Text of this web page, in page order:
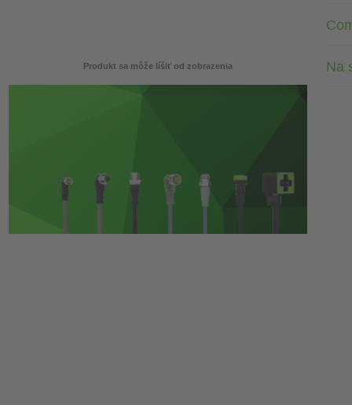
Produkt sa môže líšiť od zobrazenia Na